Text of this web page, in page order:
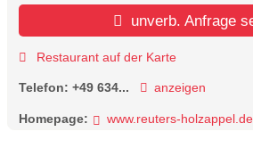
unverb. Anfrage
Restaurant auf der Karte
Telefon: +49 634... anzeigen
Homepage: www.reuters-holzappel.de